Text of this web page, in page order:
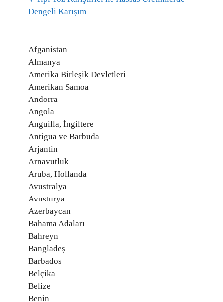
Dengeli Karışım
Afganistan
Almanya
Amerika Birleşik Devletleri
Amerikan Samoa
Andorra
Angola
Anguilla, İngiltere
Antigua ve Barbuda
Arjantin
Arnavutluk
Aruba, Hollanda
Avustralya
Avusturya
Azerbaycan
Bahama Adaları
Bahreyn
Bangladeş
Barbados
Belçika
Belize
Benin